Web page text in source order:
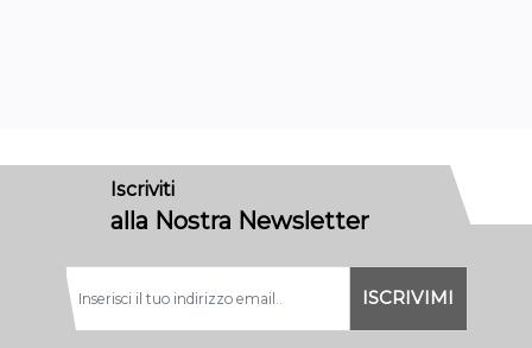
Iscriviti
alla Nostra Newsletter